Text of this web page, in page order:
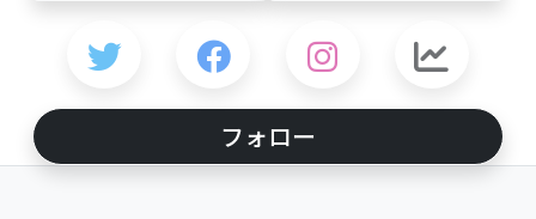
フォロー